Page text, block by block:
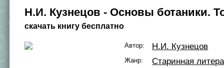
Н.И. Кузнецов - Основы ботаники.
скачать книгу бесплатно
Автор: Н.И. Кузнецов
Жанр: Старинная